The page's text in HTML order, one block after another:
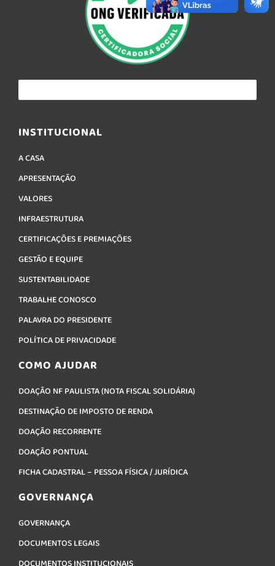
INSTITUCIONAL
A CASA
APRESENTAÇÃO
VALORES
INFRAESTRUTURA
CERTIFICAÇÕES E PREMIAÇÕES
GESTÃO E EQUIPE
SUSTENTABILIDADE
TRABALHE CONOSCO
PALAVRA DO PRESIDENTE
POLÍTICA DE PRIVACIDADE
COMO AJUDAR
DOAÇÃO NF PAULISTA (NOTA FISCAL SOLIDÁRIA)
DESTINAÇÃO DE IMPOSTO DE RENDA
DOAÇÃO RECORRENTE
DOAÇÃO PONTUAL
FICHA CADASTRAL – PESSOA FÍSICA / JURÍDICA
GOVERNANÇA
GOVERNANÇA
DOCUMENTOS LEGAIS